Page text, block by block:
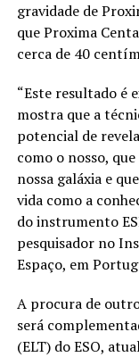
gravidade de
que Proxima
cerca de 40
“Este resultado é
mostra que a
potencial de
como o nosso,
nossa galáxia e
vida como a
do instrumento
pesquisador no
Espaço, em
A procura de
será
(ELT) do ESO,